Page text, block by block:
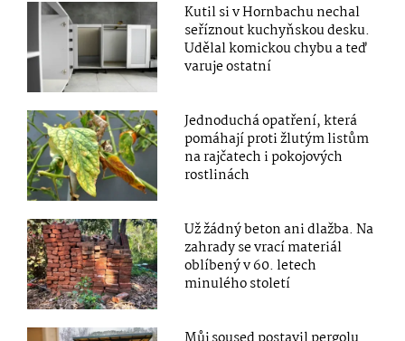
Kutil si v Hornbachu nechal
seříznout kuchyňskou desku.
Udělal komickou chybu a teď
varuje ostatní
Jednoduchá opatření, která
pomáhají proti žlutým listům
na rajčatech i pokojových
rostlinách
Už žádný beton ani dlažba. Na
zahrady se vrací materiál
oblíbený v 60. letech
minulého století